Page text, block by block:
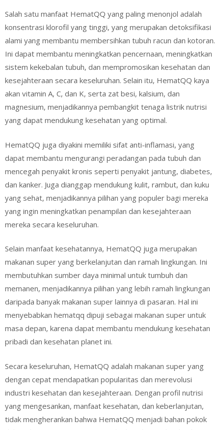
Salah satu manfaat HematQQ yang paling menonjol adalah
konsentrasi klorofil yang tinggi, yang merupakan detoksifikasi
alami yang membantu membersihkan tubuh racun dan kotoran.
Ini dapat membantu meningkatkan pencernaan, meningkatkan
sistem kekebalan tubuh, dan mempromosikan kesehatan dan
kesejahteraan secara keseluruhan. Selain itu, HematQQ kaya
akan vitamin A, C, dan K, serta zat besi, kalsium, dan
magnesium, menjadikannya pembangkit tenaga listrik nutrisi
yang dapat mendukung kesehatan yang optimal.
HematQQ juga diyakini memiliki sifat anti-inflamasi, yang
dapat membantu mengurangi peradangan pada tubuh dan
mencegah penyakit kronis seperti penyakit jantung, diabetes,
dan kanker. Juga dianggap mendukung kulit, rambut, dan kuku
yang sehat, menjadikannya pilihan yang populer bagi mereka
yang ingin meningkatkan penampilan dan kesejahteraan
mereka secara keseluruhan.
Selain manfaat kesehatannya, HematQQ juga merupakan
makanan super yang berkelanjutan dan ramah lingkungan. Ini
membutuhkan sumber daya minimal untuk tumbuh dan
memanen, menjadikannya pilihan yang lebih ramah lingkungan
daripada banyak makanan super lainnya di pasaran. Hal ini
menyebabkan hematqq dipuji sebagai makanan super untuk
masa depan, karena dapat membantu mendukung kesehatan
pribadi dan kesehatan planet ini.
Secara keseluruhan, HematQQ adalah makanan super yang
dengan cepat mendapatkan popularitas dan merevolusi
industri kesehatan dan kesejahteraan. Dengan profil nutrisi
yang mengesankan, manfaat kesehatan, dan keberlanjutan,
tidak mengherankan bahwa HematQQ menjadi bahan pokok